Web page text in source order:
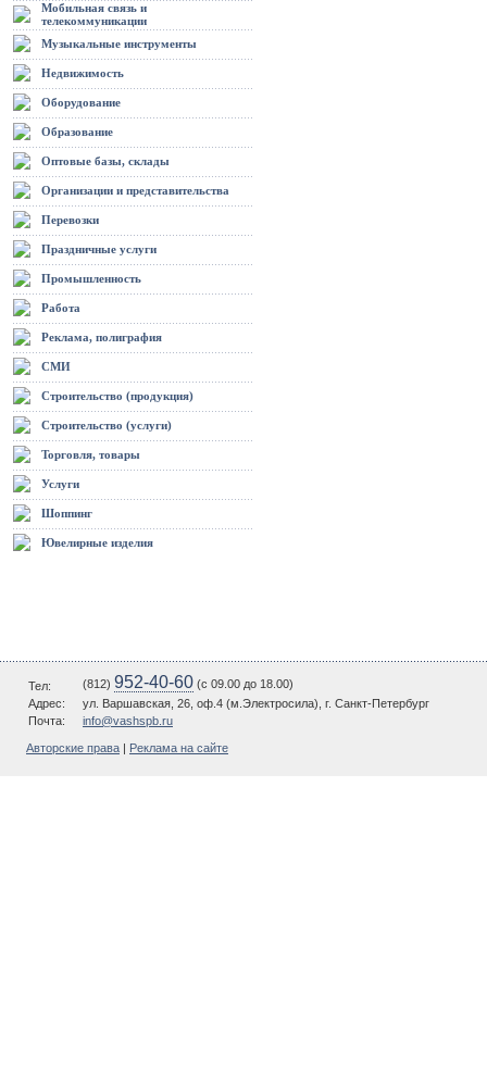
Мобильная связь и
телекоммуникации
Музыкальные инструменты
Недвижимость
Оборудование
Образование
Оптовые базы, склады
Организации и представительства
Перевозки
Праздничные услуги
Промышленность
Работа
Реклама, полиграфия
СМИ
Строительство (продукция)
Строительство (услуги)
Торговля, товары
Услуги
Шоппинг
Ювелирные изделия
Тел: (812) 952-40-60 (c 09.00 до 18.00)
Адрес:
ул. Варшавская, 26, оф.4 (м.Электросила), г. Санкт-Петербург
Почта:
info@vashspb.ru
Авторские права Реклама на сайте